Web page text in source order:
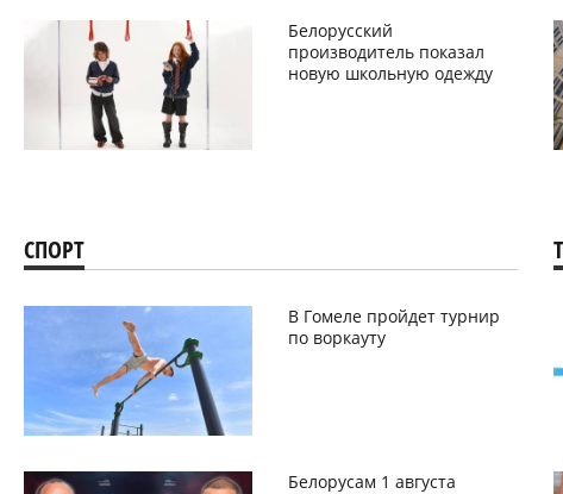
Белорусский
производитель показал
новую школьную одежду
СПОРТ
В Гомеле пройдет турнир
по воркауту
Белорусам 1 августа